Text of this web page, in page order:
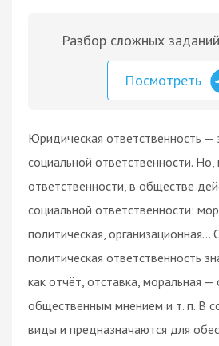
Разбор сложных
Посмотреть
Юридическая ответственность —
социальной ответственности.
ответственности, в обществе
социальной ответственности:
политическая, организационная…
политическая ответственность
как отчёт, отставка, моральная
общественным мнением и т. п. В
виды и предназначаются для